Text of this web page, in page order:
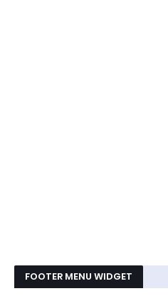
FOOTER MENU WIDGET